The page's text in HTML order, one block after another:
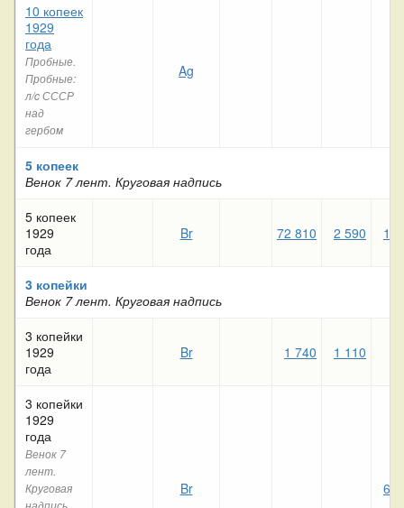
10 копеек
1929
года
Пробные.
Пробные:
л/c СССР
над
гербом
Ag
5 копеек
Венок 7 лент. Круговая надпись
5 копеек
1929
года
Br 72 810 2 590 1
3 копейки
Венок 7 лент. Круговая надпись
3 копейки
1929
года
Br 1 740 1 110
3 копейки
1929
года
Венок 7
лент.
Круговая
надпись.
Br 6